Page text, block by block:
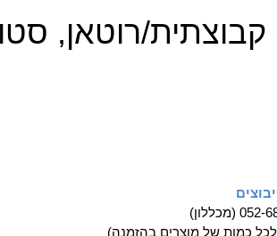
רוטאן,